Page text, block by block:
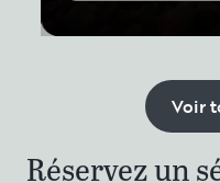
Voir
Réservez un